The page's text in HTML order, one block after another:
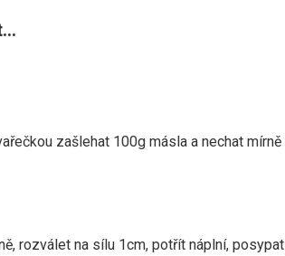
zašlehat 100g másla a nechat mírně
rozválet na sílu 1cm, potřít náplní, posypat